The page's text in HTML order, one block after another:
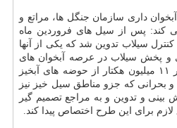
داری سازمان جنگل ها، مراتع و
كند: پس از سیل های فروردین ماه
سیلاب تدوین شد كه یكی از آنها
و پخش سیلاب در عرصه آبخوان های
كشور است. بر این اساس در ۱۱ میلیون هكتار از حوضه های آبخیز
كه جزو مناطق سیل خیز نیز
بینی و تدوین و به مراجع تصمیم گیر
برای این طرح اختصاص پیدا كند.